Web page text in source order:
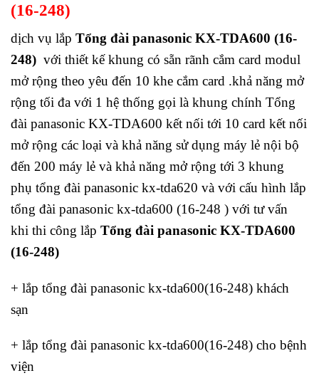
(16-248)
dịch vụ lắp Tổng đài panasonic KX-TDA600 (16-
248) với thiết kế khung có sẵn rãnh cắm card modul
mở rộng theo yêu đến 10 khe cắm card .khả năng mở
rộng tối đa với 1 hệ thống gọi là khung chính Tổng
đài panasonic KX-TDA600 kết nối tới 10 card kết nối
mở rộng các loại và khả năng sử dụng máy lẻ nội bộ
đến 200 máy lẻ và khả năng mở rộng tới 3 khung
phụ tổng đài panasonic kx-tda620 và với cấu hình lắp
tổng đài panasonic kx-tda600 (16-248 ) với tư vấn
khi thi công lắp Tổng đài panasonic KX-TDA600
(16-248)
+ lắp tổng đài panasonic kx-tda600(16-248) khách
sạn
+ lắp tổng đài panasonic kx-tda600(16-248) cho bệnh
viện